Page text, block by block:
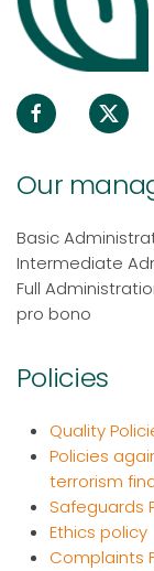
Our
Basic
Intermediate
Full
pro bono
Policies
Quality
Policies
terrorism
Safeguards
Ethics policy
Complaints